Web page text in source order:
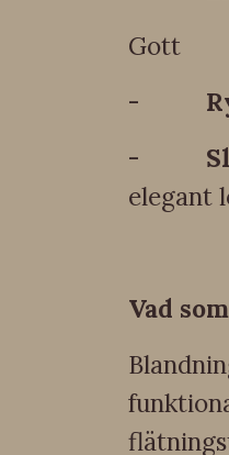
-
-
elegant
Vad